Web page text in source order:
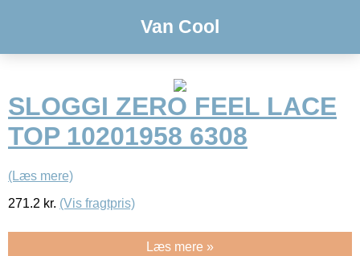
Van Cool
SLOGGI ZERO FEEL LACE
TOP 10201958 6308
(Læs mere)
271.2 kr. (Vis fragtpris)
Læs mere »